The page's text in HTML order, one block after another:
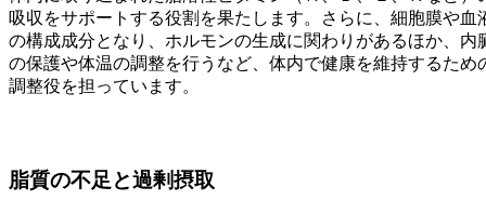
吸収をサポートする役割を果たします。さらに、細胞膜や血
の構成成分となり、ホルモンの生成に関わりがあるほか、内
の保護や体温の調整を行うなど、体内で健康を維持するため
調整役を担っています。
脂質の不足と過剰摂取